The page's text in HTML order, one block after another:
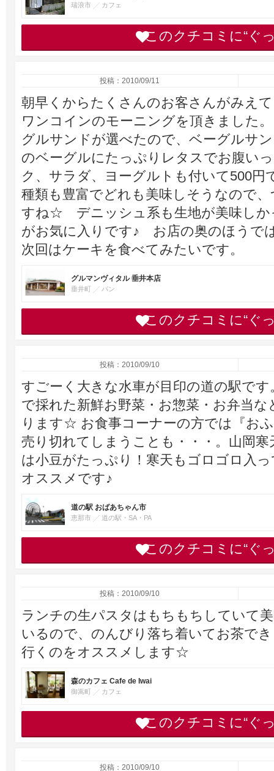
瑞浪市 カフェ
このクチコミに“ぐ
投稿：2010/09/11
朝早くからたくさんのお客さんがみえ
ワンコインのモーニングを頂きました
グルサンドが選べたので、ベーグルサ
のベーグルにたっぷりレタスでお腹い
ク、サラダ、ヨーグルトも付いて500
種類も豊富でどれも美味しそうなので
すね☆ デニッシュ系も生地が美味しか
がお気に入りです♪ お店の奥のほうで
次回はケーキを食べてみたいです。
グルマンヴィタル 垂井本店
垂井町 パン
このクチコミに“ぐ
投稿：2010/09/10
すごーく大きな水車が目印の道の駅で
で採れた新鮮お野菜・お惣菜・お弁当
ります☆ お食事コーナーの方では『お
売り切れてしまうことも・・・。山岡
は小豆がたっぷり！寒天もゴロゴロ入
オススメです♪
道の駅 おばあちゃん市
恵那市 道の駅・SA・PA
このクチコミに“ぐ
投稿：2010/09/10
ランチの生パスタはもちもちしていて
いるので、のんびり落ち着いてお茶で
行くのをオススメします☆
森のカフェ Cafe de Iwai
御嵩町 カフェ
このクチコミに“ぐ
投稿：2010/09/10